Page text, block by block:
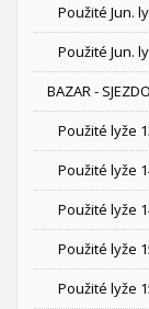
Použité Jun.
Použité Jun.
BAZAR -
Použité lyže
Použité lyže
Použité lyže
Použité lyže
Použité lyže